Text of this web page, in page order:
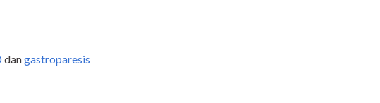
dangastroparesis